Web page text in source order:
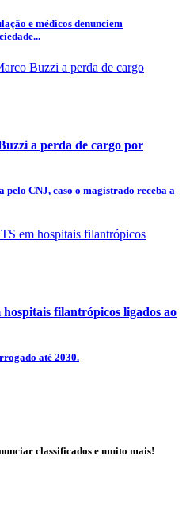
e médicos denunciem
a perda de cargo por
pelo CNJ, caso o magistrado receba a
filantrópicos ligados ao
até 2030.
classificados e muito mais!